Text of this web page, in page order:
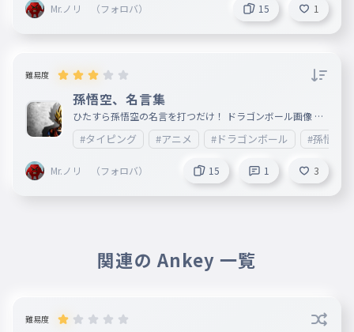
Mr.ノリ （フォロバ） 15 1
難易度
孫悟空、名言集
ひたすら孫悟空の名言を打つだけ！ ドラゴンボール画像 ド
ラゴンボールgif
#タイピング #アニメ #ドラゴンボール #孫悟空
Mr.ノリ （フォロバ） 15 1 3
関連の Ankey 一覧
難易度